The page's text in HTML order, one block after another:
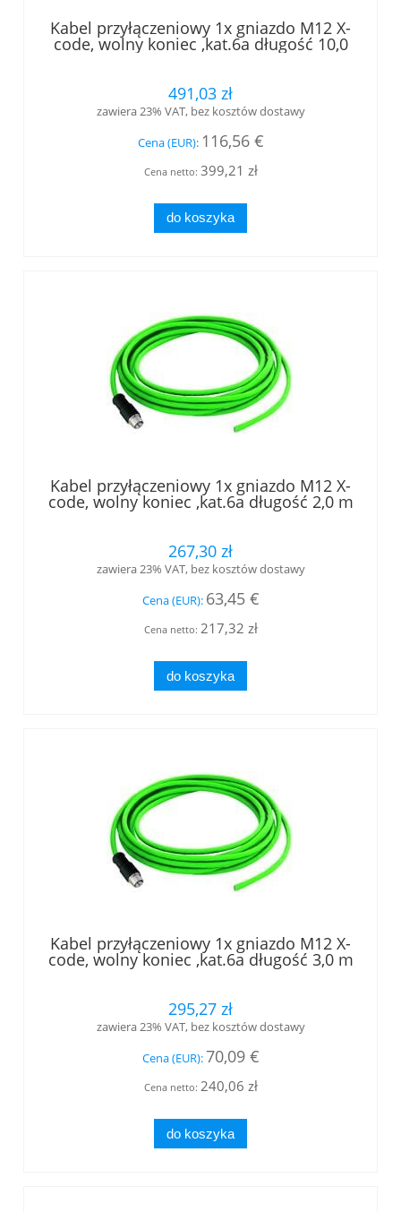
Kabel przyłączeniowy 1x gniazdo M12 X-
code, wolny koniec ,kat.6a długość 10,0
m (L84505A0000)
491,03 zł
zawiera 23% VAT, bez kosztów dostawy
Cena (EUR): 116,56 €
Cena netto: 399,21 zł
do koszyka
Kabel przyłączeniowy 1x gniazdo M12 X-
code, wolny koniec ,kat.6a długość 2,0 m
267,30 zł
zawiera 23% VAT, bez kosztów dostawy
Cena (EUR): 63,45 €
Cena netto: 217,32 zł
do koszyka
Kabel przyłączeniowy 1x gniazdo M12 X-
code, wolny koniec ,kat.6a długość 3,0 m
295,27 zł
zawiera 23% VAT, bez kosztów dostawy
Cena (EUR):70,09 €
Cena netto: 240,06 zł
do koszyka